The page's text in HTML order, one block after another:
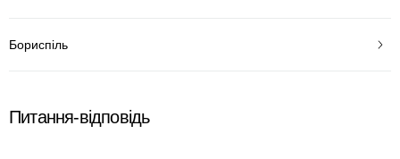
Бориспіль
Питання-відповідь